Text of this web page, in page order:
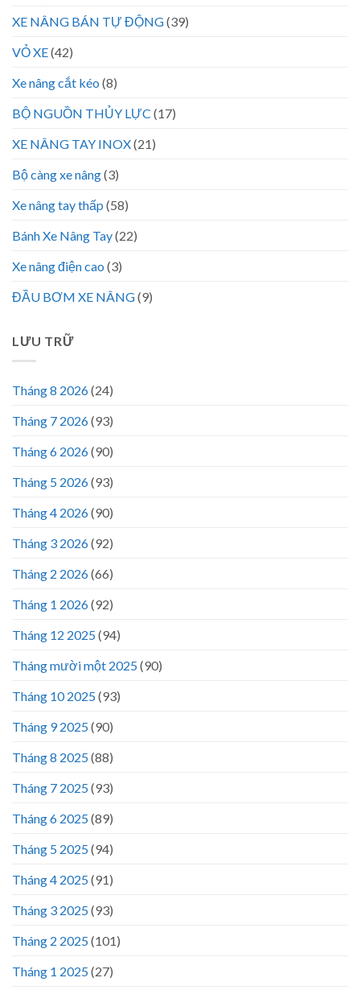
XE NÂNG BÁN TỰ ĐỘNG(39)
VỎ XE(42)
Xe nâng cắt kéo (8)
BỘ NGUỒN THỦY LỰC (17)
XE NÂNG TAY INOX(21)
Bộ càng xe nâng(3)
Xe nâng tay thấp (58)
Bánh Xe Nâng Tay(22)
Xe nâng điện cao (3)
ĐẦU BƠM XE NÂNG(9)
LƯU TRỮ
Tháng 8 2026(24)
Tháng 7 2026(93)
Tháng 6 2026(90)
Tháng 5 2026(93)
Tháng 4 2026(90)
Tháng 3 2026(92)
Tháng 2 2026(66)
Tháng 1 2026(92)
Tháng 12 2025(94)
Tháng mười một 2025(90)
Tháng 10 2025(93)
Tháng 9 2025(90)
Tháng 8 2025(88)
Tháng 7 2025(93)
Tháng 6 2025(89)
Tháng 5 2025(94)
Tháng 4 2025(91)
Tháng 3 2025(93)
Tháng 2 2025(101)
Tháng 1 2025(27)